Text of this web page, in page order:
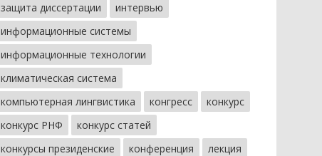
защита диссертации
интервью
информационные системы
информационные технологии
климатическая система
компьютерная лингвистика
конгресс
конкурс
конкурс РНФ
конкурс статей
конкурсы президенские
конференция
лекция